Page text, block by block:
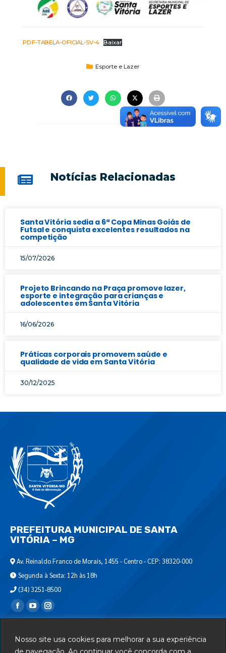
Nosso site usa cookies para melhorar a sua experiência
PDF-TABELA-OFICIAL-SV-4 Baixar
Esporte e Lazer
Notícias Relacionadas
Santa Vitória sedia a 6ª Copa Minas Goiás de
Futsal e conquista excelentes resultados na
competição
15/07/2026
Projeto Brincando na Praça promove lazer,
esporte e integração para crianças e
adolescentes em Santa Vitória
16/06/2026
Práticas corporais promovem saúde e
qualidade de vida em Santa Vitória
30/12/2025
PREFEITURA MUNICIPAL DE SANTA
VITÓRIA – MG
Av. Reinaldo Franco de Morais, 1455 - Centro - CEP: 38320-000
Segunda à Sexta: 12h às 18h
(34) 3251-8500
Encontre-nos em:
Departamento de T.I.